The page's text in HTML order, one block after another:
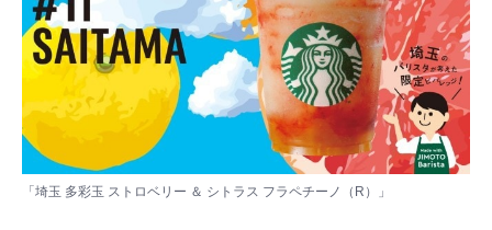
「埼玉 多彩玉 ストロベリー ＆ シトラス フラペチーノ（R）」